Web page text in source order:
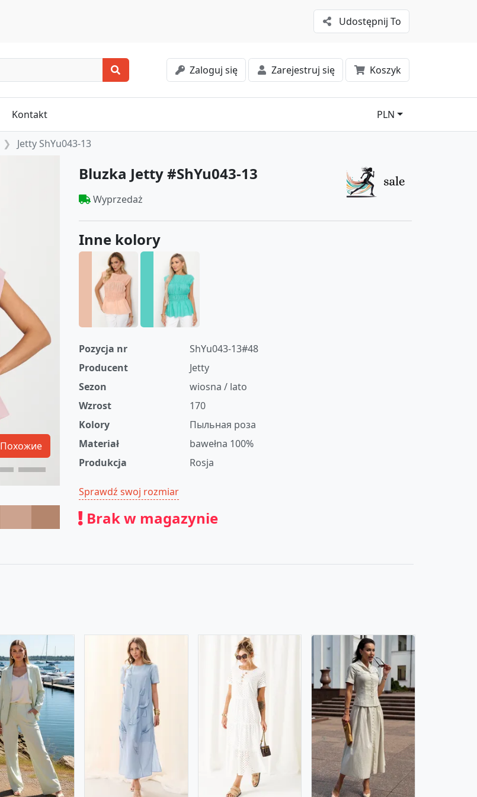
Udostępnij To
Zaloguj się Zarejestruj się Koszyk
Kontakt PLN
Jetty ShYu043-13
Похожие
Bluzka Jetty #ShYu043-13
Wyprzedaż
Inne kolory
Pozycja nr
ShYu043-13#48
Producent
Jetty
Sezon
wiosna / lato
Wzrost
170
Kolory
Пыльная роза
Materiał
bawełna 100%
Produkcja
Rosja
Sprawdź swoj rozmiar
Brak w magazynie